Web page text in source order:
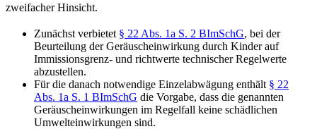
zweifacher Hinsicht.
Zunächst verbietet § 22 Abs. 1a S. 2 BImSchG, bei der
Beurteilung der Geräuscheinwirkung durch Kinder auf
Immissionsgrenz- und richtwerte technischer Regelwerte
abzustellen.
Für die danach notwendige Einzelabwägung enthält § 22
Abs. 1a S. 1 BImSchG die Vorgabe, dass die genannten
Geräuscheinwirkungen im Regelfall keine schädlichen
Umwelteinwirkungen sind.